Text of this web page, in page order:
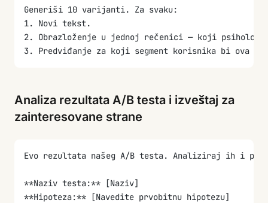
Generiši 10 varijanti. Za svaku:
1. Novi tekst.
2. Obrazloženje u jednoj rečenici — koji
3. Predviđanje za koji segment korisnika bi ova
Analiza rezultata A/B testa i izveštaj za
zainteresovane strane
Evo rezultata našeg A/B testa. Analiziraj ih i
**Naziv testa:** [Naziv]
**Hipoteza:** [Navedite prvobitnu hipotezu]